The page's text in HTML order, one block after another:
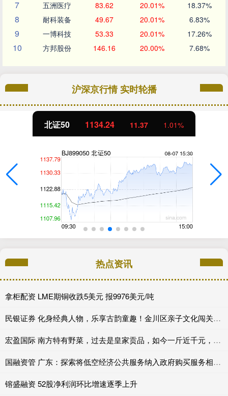
7 五洲医疗 83.62 20.01% 18.37%
8 耐科装备 49.67 20.01% 6.83%
9 一博科技 53.33 20.01% 17.26%
10 方邦股份 146.16 20.00% 7.68%
沪深京行情 实时轮播
北证50 1134.24 11.37 1.01%
热点资讯
拿柜配资 LME期铜收跌5美元 报9976美元/吨
民银证券 化身经典人物，乐享古韵童趣！金川区亲子文化闯关活动即将开启_沙井_中华_传统
宏盈国际 南方特有野菜，过去是皇家贡品，如今一斤近千元，遇到要珍惜
国融资管 广东：探索将低空经济公共服务纳入政府购买服务相关目录范围
镕盛融资 52股净利润环比增速逐季上升